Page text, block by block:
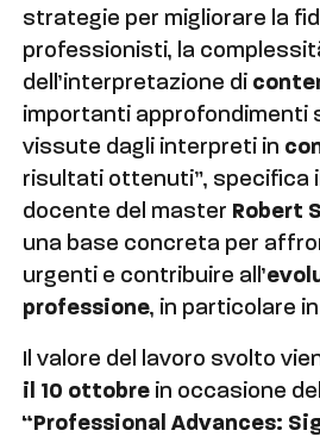
strategie per migliorare la
professionisti, la
dell’interpretazione di
importanti approfondimenti
vissute dagli interpreti in
risultati ottenuti”, specifica
docente del master Robert
una base concreta per
urgenti e contribuire all’
professione, in particolare
Il valore del lavoro svolto
il 10 ottobre in occasione
“Professional Advances: